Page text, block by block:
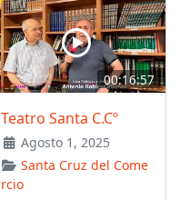
00:16:57
Teatro Santa C.Cº
Agosto 1, 2025
Santa Cruz del Come
rcio